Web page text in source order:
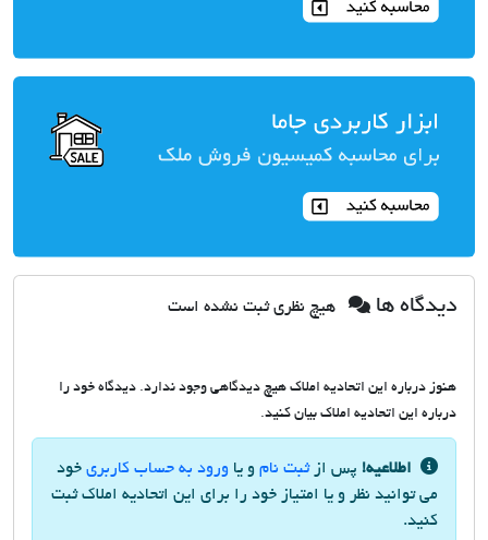
دیدگاه ها هیچ نظری ثبت نشده است
هنوز درباره این اتحادیه املاک هیچ دیدگاهی وجود ندارد. دیدگاه خود را
درباره این اتحادیه املاک بیان کنید.
اطلاعیه! پس ازثبت نام و یا ورود به حساب کاربری خود
می توانید نظر و یا امتیاز خود را برای این اتحادیه املاک ثبت
کنید.